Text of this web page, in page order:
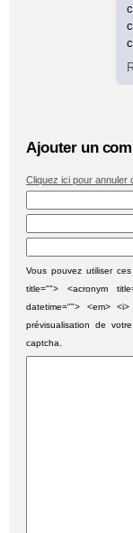
Ajouter un
Cliquez ici pour annuler
Vous pouvez utiliser
title=""> <acronym
datetime=""> <em>
prévisualisation de
captcha.